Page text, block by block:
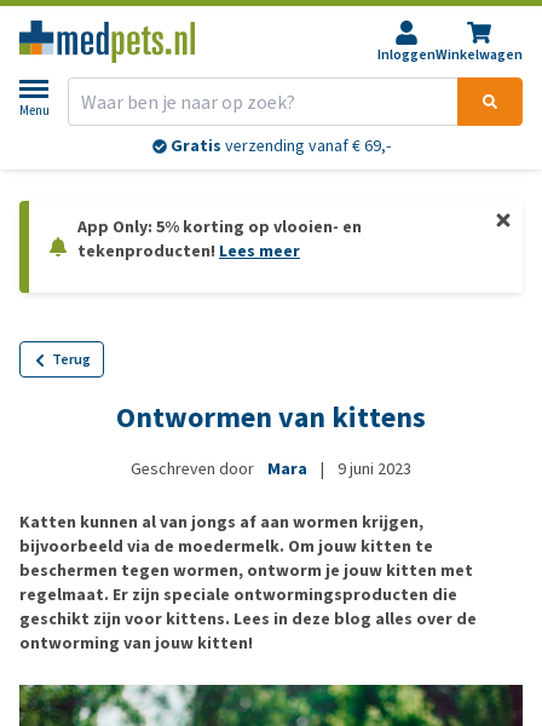
InloggenWinkelwagen
Menu
Gratis verzending vanaf € 69,-
App Only: 5% korting op vlooien- en
tekenproducten! Lees meer
Terug
Ontwormen van kittens
Geschreven door Mara | 9 juni 2023
Katten kunnen al van jongs af aan wormen krijgen,
bijvoorbeeld via de moedermelk. Om jouw kitten te
beschermen tegen wormen, ontworm je jouw kitten met
regelmaat. Er zijn speciale ontwormingsproducten die
geschikt zijn voor kittens. Lees in deze blog alles over de
ontworming van jouw kitten!